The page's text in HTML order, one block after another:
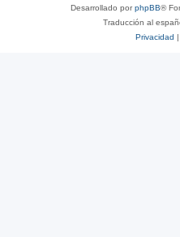
Desarrollado porphpBB®
Traducción al
Privacidad |